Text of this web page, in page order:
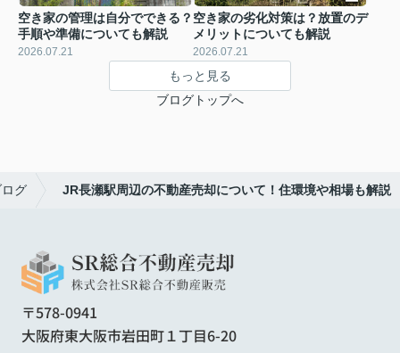
空き家の管理は自分でできる？
手順や準備についても解説
2026.07.21
空き家の劣化対策は？放置のデ
メリットについても解説
2026.07.21
もっと見る
ブログトップへ
グ JR長瀬駅周辺の不動産売却について！住環境や相場も解説
〒578-0941
大阪府東大阪市岩田町１丁目6-20